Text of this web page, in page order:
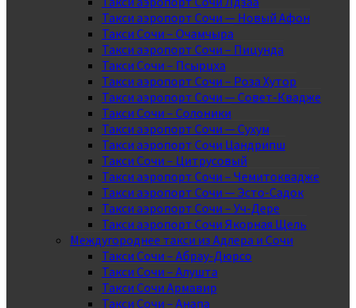
Такси аэропорт Сочи — Новый Афон
Такси Сочи – Очамчыра
Такси аэропорт Сочи – Пицунда
Такси Сочи – Псырцха
Такси аэропорт Сочи – Роза Хутор
Такси аэропорт Сочи — Совет-Квадже
Такси Сочи – Солоники
Такси аэропорт Сочи — Сухум
Такси аэропорт Сочи Цандрипш
Такси Сочи – Цитрусовый
Такси аэропорт Сочи – Чемитоквадже
Такси аэропорт Сочи — Эсто-Садок
Такси аэропорт Сочи – Уч-Дере
Такси аэропорт Сочи Якорная Щель
Междугороднее такси из Адлера и Сочи
Такси Сочи – Абрау-Дюрсо
Такси Сочи – Алушта
Такси Сочи Армавир
Такси Сочи – Анапа